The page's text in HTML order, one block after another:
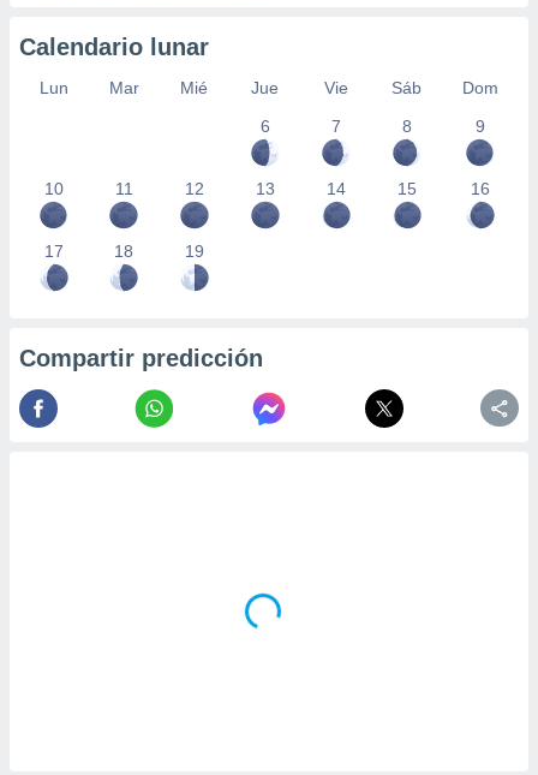
Calendario lunar
Lun Mar Mié Jue Vie Sáb
Dom
6
7 8 9
10 11 12 13 14 15 16
17 18 19
Compartir predicción